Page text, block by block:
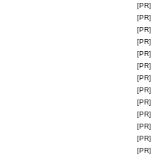
[PR]
[PR]
[PR]
[PR]
[PR]
[PR]
[PR]
[PR]
[PR]
[PR]
[PR]
[PR]
[PR]